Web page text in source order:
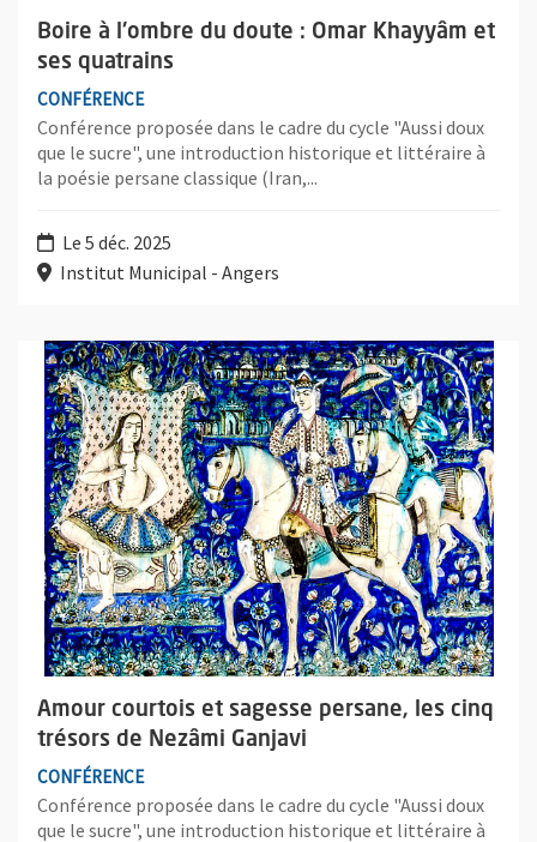
Boire à l'ombre du doute : Omar Khayyâm et
ses quatrains
CONFÉRENCE
Conférence proposée dans le cadre du cycle "Aussi doux
que le sucre", une introduction historique et littéraire à
la poésie persane classique (Iran,...
Le 5 déc. 2025
Institut Municipal - Angers
Amour courtois et sagesse persane, les cinq
trésors de Nezâmi Ganjavi
CONFÉRENCE
Conférence proposée dans le cadre du cycle "Aussi doux
que le sucre", une introduction historique et littéraire à
Plus d'information sur l'évènement : Amour courtois et